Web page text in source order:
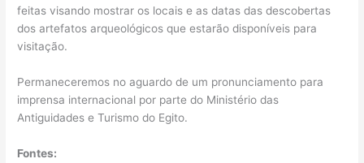
feitas visando mostrar os locais e as datas das descobertas
dos artefatos arqueológicos que estarão disponíveis para
visitação.
Permaneceremos no aguardo de um pronunciamento para
imprensa internacional por parte do Ministério das
Antiguidades e Turismo do Egito.
Fontes: